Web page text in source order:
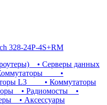
328-24P-4S+RM
• Серверы данных
•
L3
• Коммутаторы
• Радиомосты
•
• Аксессуары